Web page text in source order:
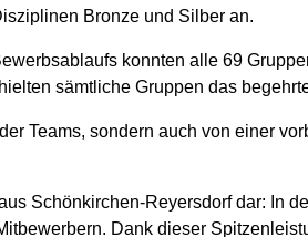
Bronze und Silber an.
konnten alle 69
sämtliche Gruppen das
Teams, sondern auch von einer
Schönkirchen-Reyersdorf dar: In
Dank dieser